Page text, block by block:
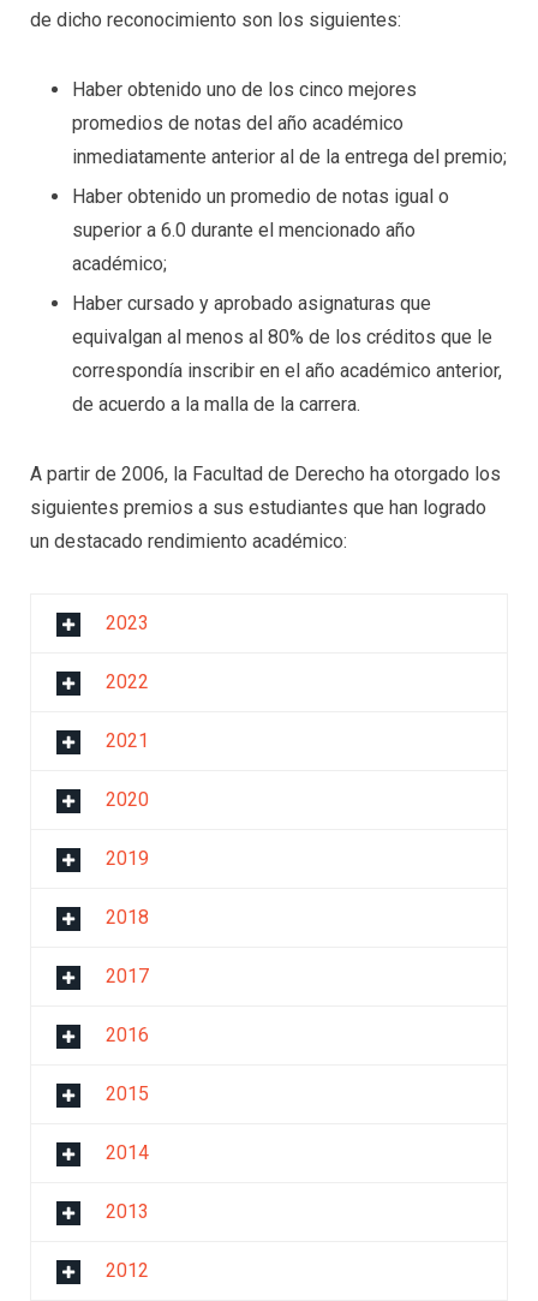
de dicho reconocimiento son los siguientes:
Haber obtenido uno de los cinco mejores
promedios de notas del año académico
inmediatamente anterior al de la entrega del premio;
Haber obtenido un promedio de notas igual o
superior a 6.0 durante el mencionado año
académico;
Haber cursado y aprobado asignaturas que
equivalgan al menos al 80% de los créditos que le
correspondía inscribir en el año académico anterior,
de acuerdo a la malla de la carrera.
A partir de 2006, la Facultad de Derecho ha otorgado los
siguientes premios a sus estudiantes que han logrado
un destacado rendimiento académico:
2023
2022
2021
2020
2019
2018
2017
2016
2015
2014
2013
2012